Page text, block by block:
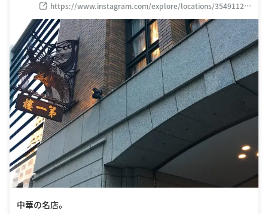
https://www.instagram.com/explore/locations/35491129
1
中華の名店。